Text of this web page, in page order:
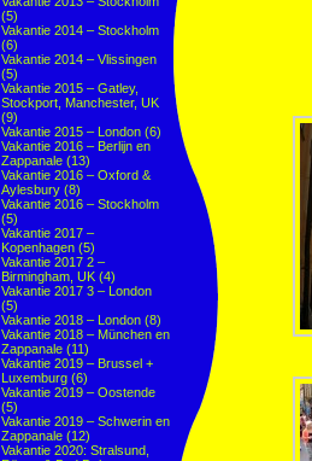
(5)
Vakantie 2014 – Stockholm
(6)
Vakantie 2014 – Vlissingen
(5)
Vakantie 2015 – Gatley,
Stockport, Manchester, UK
(9)
Vakantie 2015 – London (6)
Vakantie 2016 – Berlijn en
Zappanale (13)
Vakantie 2016 – Oxford &
Aylesbury (8)
Vakantie 2016 – Stockholm
(5)
Vakantie 2017 –
Kopenhagen (5)
Vakantie 2017 2 –
Birmingham, UK (4)
Vakantie 2017 3 – London
(5)
Vakantie 2018 – London (8)
Vakantie 2018 – München en
Zappanale (11)
Vakantie 2019 – Brussel +
Luxemburg (6)
Vakantie 2019 – Oostende
(5)
Vakantie 2019 – Schwerin en
Zappanale (12)
Vakantie 2020: Stralsund,